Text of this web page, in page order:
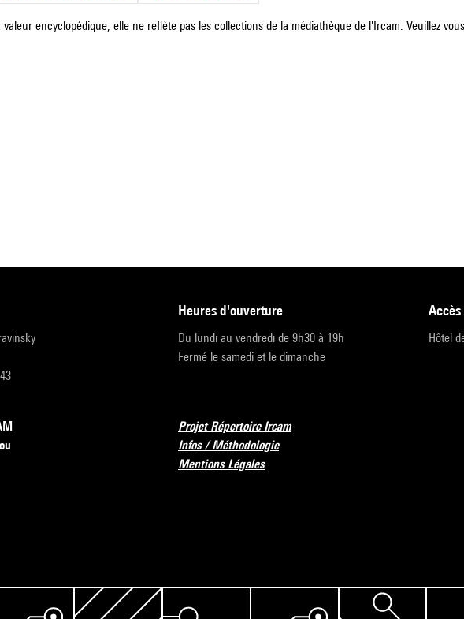
encyclopédique, elle ne reflète pas les collections de la médiathèque de l'Ircam. Veuillez
heures d'ouverture
Du lundi au vendredi de 9h30 à 19h
Fermé le samedi et le dimanche
Hôtel
Projet Répertoire Ircam
Infos / Méthodologie
Mentions Légales